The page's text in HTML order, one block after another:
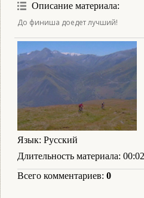
Описание материала:
До финиша доедет лучший!
Язык: Русский
Длительность материала:
Всего комментариев: 0